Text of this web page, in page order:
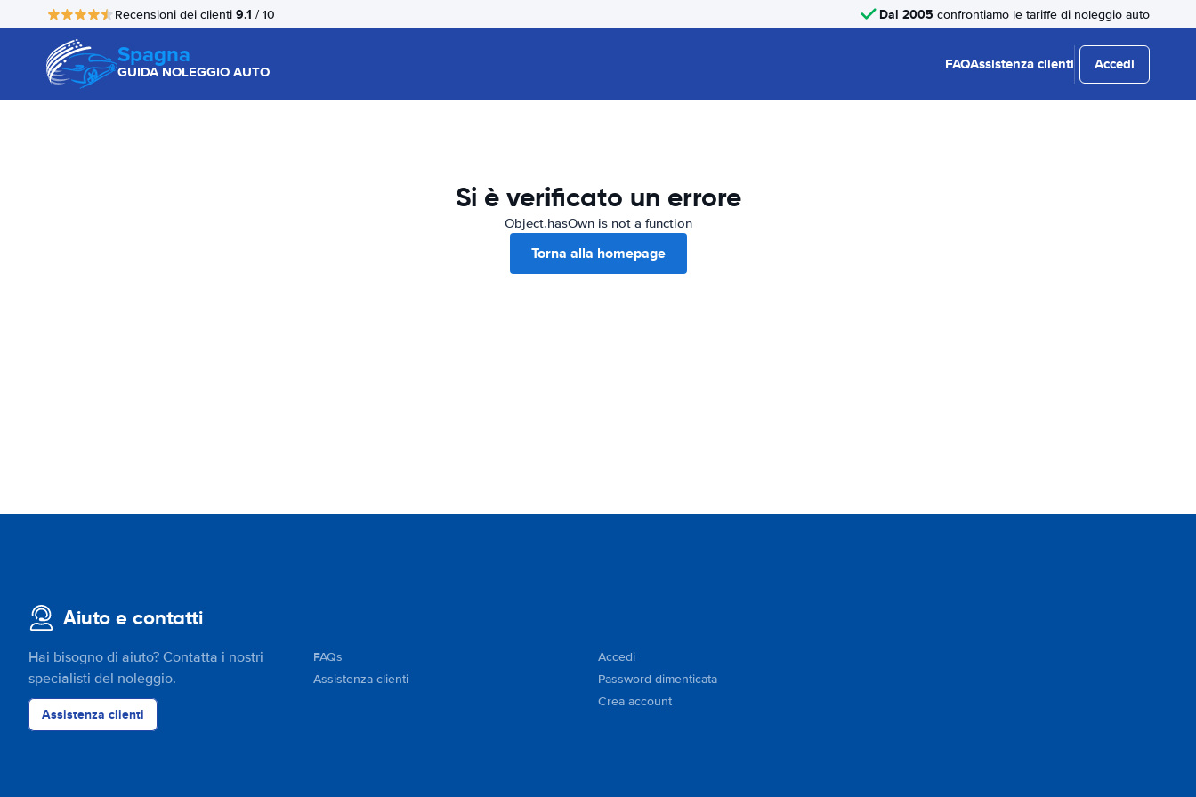
Recensioni dei clienti 9.1 / 10 Dal 2005 confrontiamo le tariffe di noleggio auto
Spagna
GUIDA NOLEGGIO AUTO FAQAssistenza clienti Accedi
Si è verificato un errore
Object.hasOwn is not a function
Torna alla homepage
Aiuto e contatti
Hai bisogno di aiuto? Contatta i nostri
specialisti del noleggio.
Assistenza clienti
FAQs
Assistenza clienti
Accedi
Password dimenticata
Crea account